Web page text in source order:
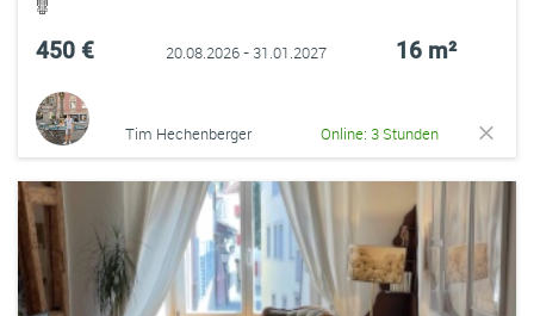
450 € 20.08.2026 - 31.01.2027 16 m²
Tim Hechenberger Online: 3 Stunden